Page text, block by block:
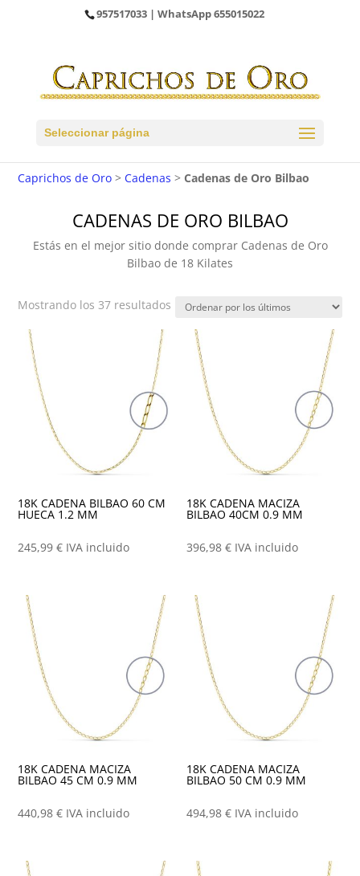
957517033 | WhatsApp655015022
Seleccionar página
Caprichos de Oro >Cadenas > Cadenas de Oro Bilbao
CADENAS DE ORO BILBAO
Estás en el mejor sitio donde comprar Cadenas de Oro
Bilbao de 18 Kilates
Mostrando los 37 resultados Ordenado
últimos
18K CADENA BILBAO 60 CM
HUECA 1.2 MM
245,99€ IVA incluido
18K CADENA MACIZA
BILBAO 40CM 0.9 MM
396,98€ IVA incluido
18K CADENA MACIZA
BILBAO 45 CM 0.9 MM
440,98€ IVA incluido
18K CADENA MACIZA
BILBAO 50 CM 0.9 MM
494,98€ IVA incluido